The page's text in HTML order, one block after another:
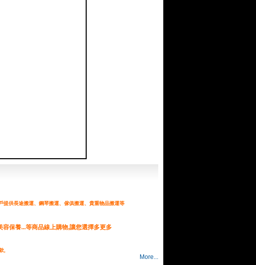
提供長途搬運、鋼琴搬運、傢俱搬運、貴重物品搬運等
保養...等商品線上購物,讓您選擇多更多
,
More...